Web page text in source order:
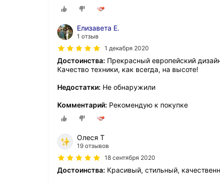
Елизавета Е.
1 отзыв
1 декабря 2020
Достоинства: Прекрасный европейский
Качество техники, как всегда, на высоте!
Недостатки: Не обнаружили
Комментарий: Рекомендую к покупке
Олеся Т
19 отзывов
18 сентября 2020
Достоинства: Красивый, стильный,